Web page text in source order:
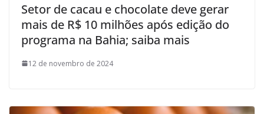
Setor de cacau e chocolate deve gerar
mais de R$ 10 milhões após edição do
programa na Bahia; saiba mais
12 de novembro de 2024